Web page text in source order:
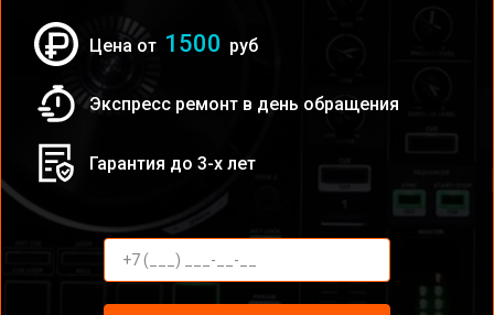
Цена от 1500 руб
Экспресс ремонт в день обращения
Гарантия до 3-х лет